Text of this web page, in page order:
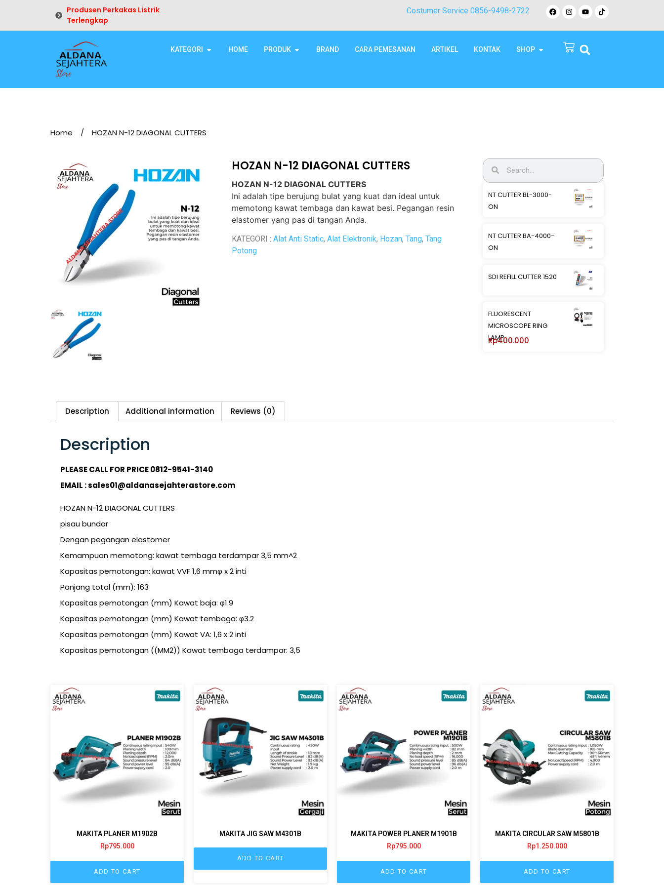
Produsen Perkakas Listrik
Terlengkap
Costumer Service 0856-9498-2722
KATEGORI HOME PRODUK BRAND CARA PEMESANAN ARTIKEL KONTAK SHOP
Home / HOZAN N-12 DIAGONAL CUTTERS
HOZAN N-12 DIAGONAL CUTTERS
HOZAN N-12 DIAGONAL CUTTERS
Ini adalah tipe berujung bulat yang kuat dan ideal untuk
memotong kawat tembaga dan kawat besi. Pegangan resin
elastomer yang pas di tangan Anda.
KATEGORI : Alat Anti Static, Alat Elektronik, Hozan, Tang, Tang
Potong
NT CUTTER BL-3000-
ON
NT CUTTER BA-4000-
ON
SDI REFILL CUTTER 1520
FLUORESCENT
MICROSCOPE RING
LAMP
Rp400.000
Description Additional information Reviews (0)
Description
PLEASE CALL FOR PRICE 0812-9541-3140
EMAIL : sales01@aldanasejahterastore.com
HOZAN N-12 DIAGONAL CUTTERS
pisau bundar
Dengan pegangan elastomer
Kemampuan memotong: kawat tembaga terdampar 3,5 mm^2
Kapasitas pemotongan: kawat VVF 1,6 mmφ x 2 inti
Panjang total (mm): 163
Kapasitas pemotongan (mm) Kawat baja: φ1.9
Kapasitas pemotongan (mm) Kawat tembaga: φ3.2
Kapasitas pemotongan (mm) Kawat VA: 1,6 x 2 inti
Kapasitas pemotongan ((MM2)) Kawat tembaga terdampar: 3,5
MAKITA PLANER M1902B
Rp795.000
ADD TO CART
MAKITA JIG SAW M4301B
ADD TO CART
MAKITA POWER PLANER M1901B
Rp795.000
ADD TO CART
MAKITA CIRCULAR SAW M5801B
Rp1.250.000
ADD TO CART